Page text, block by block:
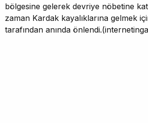
bölgesine gelerek devriye nöbetine
zaman Kardak kayalıklarına gelmek
tarafından anında